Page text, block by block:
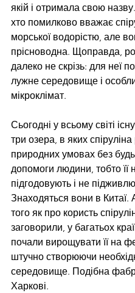
якій і отримала свою
хто помилково вважає
морської водорістю, але
прісноводна. Щоправда,
далеко не скрізь: для неї
лужне середовище і
мікроклімат.
Сьогодні у всьому світі
три озера, в яких
природних умовах без
допомоги людини, тобто її
підгодовують і не
Знаходяться вони в Китаї.
того як про користь
заговорили, у багатьох
почали вирощувати її на
штучно створюючи
середовище. Подібна
Харкові.